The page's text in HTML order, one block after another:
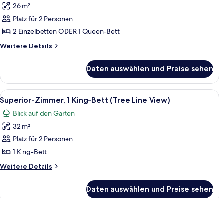
für
Superior-
Zimmer
anzeigen
26 m²
Platz für 2 Personen
2 Einzelbetten ODER 1 Queen-Bett
Weitere Details
Weitere
Zimmer
Daten auswählen und Preise sehen
Alle
Fotos
für
Superior-
Zimmer,
1 King-
Bett
(Tree
View)
Ein Hotelzimmer mit großem Fenster,
5
Superior-Zimmer, 1 King-Bett (Tree Line View)
Blick auf den Garten
32 m²
Platz für 2 Personen
1 King-Bett
Weitere Details
Weitere
Daten auswählen und Preise sehen